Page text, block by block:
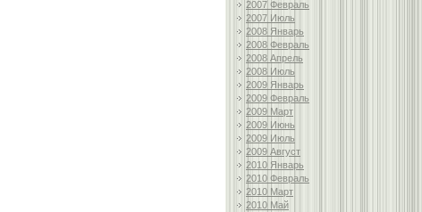
2007 Февраль
2007 Июль
2008 Январь
2008 Февраль
2008 Апрель
2008 Июль
2009 Январь
2009 Февраль
2009 Март
2009 Июнь
2009 Июль
2009 Август
2010 Январь
2010 Февраль
2010 Март
2010 Май